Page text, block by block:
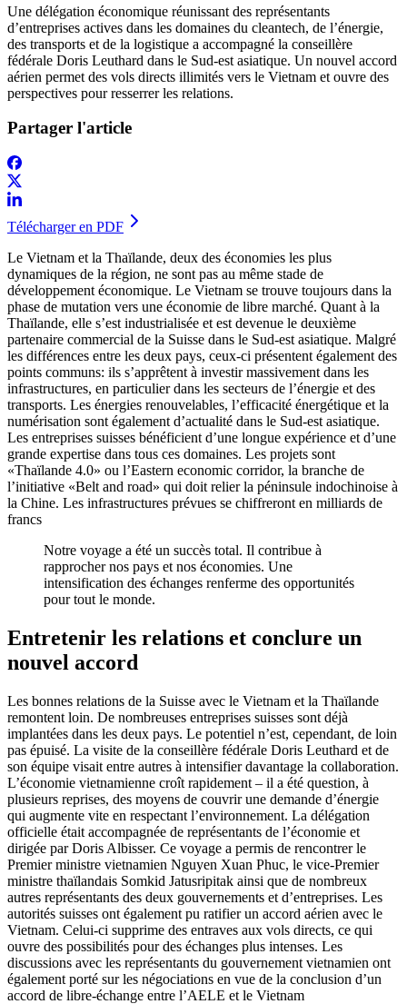
Une délégation économique réunissant des représentants
d’entreprises actives dans les domaines du cleantech, de l’énergie,
des transports et de la logistique a accompagné la conseillère
fédérale Doris Leuthard dans le Sud-est asiatique. Un nouvel accord
aérien permet des vols directs illimités vers le Vietnam et ouvre des
perspectives pour resserrer les relations.
Partager l'article
Télécharger en PDF
Le Vietnam et la Thaïlande, deux des économies les plus
dynamiques de la région, ne sont pas au même stade de
développement économique. Le Vietnam se trouve toujours dans la
phase de mutation vers une économie de libre marché. Quant à la
Thaïlande, elle s’est industrialisée et est devenue le deuxième
partenaire commercial de la Suisse dans le Sud-est asiatique. Malgré
les différences entre les deux pays, ceux-ci présentent également des
points communs: ils s’apprêtent à investir massivement dans les
infrastructures, en particulier dans les secteurs de l’énergie et des
transports. Les énergies renouvelables, l’efficacité énergétique et la
numérisation sont également d’actualité dans le Sud-est asiatique.
Les entreprises suisses bénéficient d’une longue expérience et d’une
grande expertise dans tous ces domaines. Les projets sont
«Thaïlande 4.0» ou l’Eastern economic corridor, la branche de
l’initiative «Belt and road» qui doit relier la péninsule indochinoise à
la Chine. Les infrastructures prévues se chiffreront en milliards de
francs
Notre voyage a été un succès total. Il contribue à
rapprocher nos pays et nos économies. Une
intensification des échanges renferme des opportunités
pour tout le monde.
Entretenir les relations et conclure un
nouvel accord
Les bonnes relations de la Suisse avec le Vietnam et la Thaïlande
remontent loin. De nombreuses entreprises suisses sont déjà
implantées dans les deux pays. Le potentiel n’est, cependant, de loin
pas épuisé. La visite de la conseillère fédérale Doris Leuthard et de
son équipe visait entre autres à intensifier davantage la collaboration.
L’économie vietnamienne croît rapidement – il a été question, à
plusieurs reprises, des moyens de couvrir une demande d’énergie
qui augmente vite en respectant l’environnement. La délégation
officielle était accompagnée de représentants de l’économie et
dirigée par Doris Albisser. Ce voyage a permis de rencontrer le
Premier ministre vietnamien Nguyen Xuan Phuc, le vice-Premier
ministre thaïlandais Somkid Jatusripitak ainsi que de nombreux
autres représentants des deux gouvernements et d’entreprises. Les
autorités suisses ont également pu ratifier un accord aérien avec le
Vietnam. Celui-ci supprime des entraves aux vols directs, ce qui
ouvre des possibilités pour des échanges plus intenses. Les
discussions avec les représentants du gouvernement vietnamien ont
également porté sur les négociations en vue de la conclusion d’un
accord de libre-échange entre l’AELE et le Vietnam